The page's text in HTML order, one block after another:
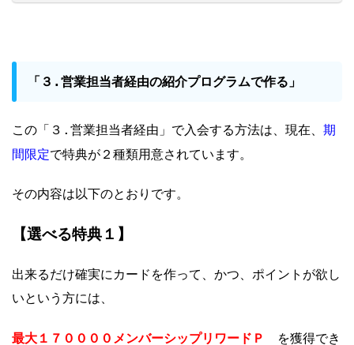
「３.営業担当者経由の紹介プログラムで作る 」
この「３.営業担当者経由」で入会する方法は、現在、 期
間限定で特典が２種類用意されています。
その内容は以下のとおりです。
【選べる特典１】
出来るだけ確実にカードを作って、かつ、ポイントが欲し
いという方には、
最大１７００００メンバーシップリワードＰ
を獲得でき